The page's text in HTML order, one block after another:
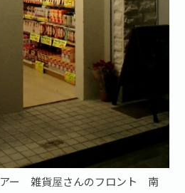
ー 雑貨屋さんのフロント 南